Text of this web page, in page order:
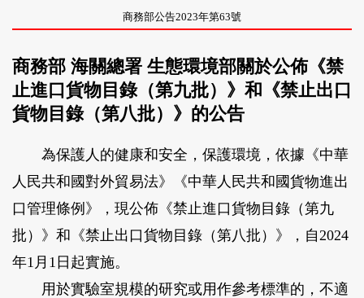
商務部公告2023年第63號
商務部 海關總署 生態環境部關於公佈《禁
止進口貨物目錄（第九批）》和《禁止出口
貨物目錄（第八批）》的公告
為保護人的健康和安全，保護環境，依據《中華
人民共和國對外貿易法》《中華人民共和國貨物進出
口管理條例》，現公佈《禁止進口貨物目錄（第九
批）》和《禁止出口貨物目錄（第八批）》，自2024
年1月1日起實施。
用於實驗室規模的研究或用作參考標準的，不適